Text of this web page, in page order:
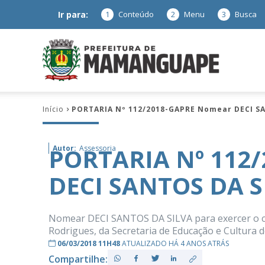
Ir para: 1 Conteúdo 2 Menu 3 Busca
Mamanguape
–
Início PORTARIA Nº 112/2018-GAPRE Nomear DECI
Autor: Assessoria
PORTARIA Nº
DECI SANTOS DA
Nomear DECI SANTOS DA SILVA para exercer
Rodrigues, da Secretaria de Educação e
06/03/2018 11H48ATUALIZADO HÁ 4 ANOS ATRÁS
Compartilhe: